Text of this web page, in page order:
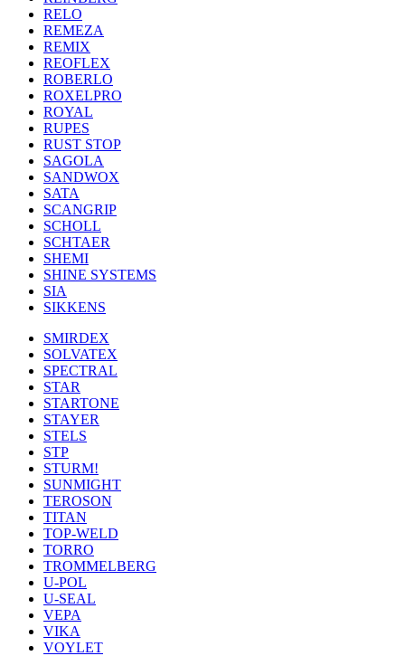
RELO
REMEZA
REMIX
REOFLEX
ROBERLO
ROXELPRO
ROYAL
RUPES
RUST STOP
SAGOLA
SANDWOX
SATA
SCANGRIP
SCHOLL
SCHTAER
SHEMI
SHINE SYSTEMS
SIA
SIKKENS
SMIRDEX
SOLVATEX
SPECTRAL
STAR
STARTONE
STAYER
STELS
STP
STURM!
SUNMIGHT
TEROSON
TITAN
TOP-WELD
TORRO
TROMMELBERG
U-POL
U-SEAL
VEPA
VIKA
VOYLET